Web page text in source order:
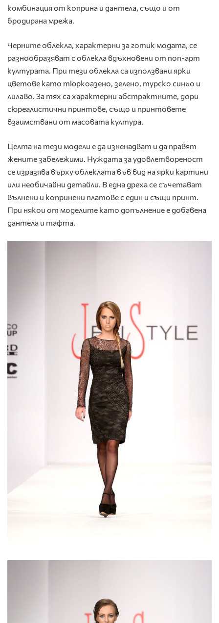
комбинация от коприна и дантела, също и от
бродирана мрежа.
Черните облекла, характерни за готик модата, се
разнообразяват с облекла вдъхновени от поп-арт
културата. При тези облекла са използвани ярки
цветове като тюркоазено, зелено, турско синьо и
лилаво. За тях са характерни абстрактните, дори
сюреалистични принтове, също и принтовете
взаимствани от масовата култура.
Целта на тези модели е да изненадват и да правят
жените забележими. Нуждата за удовлетвореност
се изразява върху облеклата във вид на ярки картини
или необичайни детайли. В една дреха се съчетават
вълнени и копринени платове с един и същи принт.
При някои от моделите като допълнение е добавена
дантела и тафта.